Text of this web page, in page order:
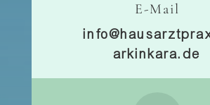
E-Mail
arkinkara.de